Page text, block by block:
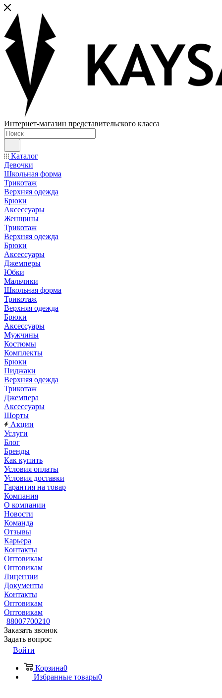
Интернет-магазин представительского класса
Каталог
Девочки
Школьная форма
Трикотаж
Верхняя одежда
Брюки
Аксессуары
Женщины
Трикотаж
Верхняя одежда
Брюки
Аксессуары
Джемперы
Юбки
Мальчики
Школьная форма
Трикотаж
Верхняя одежда
Брюки
Аксессуары
Мужчины
Костюмы
Комплекты
Брюки
Пиджаки
Верхняя одежда
Трикотаж
Джемпера
Аксессуары
Шорты
Акции
Услуги
Блог
Бренды
Как купить
Условия оплаты
Условия доставки
Гарантия на товар
Компания
О компании
Новости
Команда
Отзывы
Карьера
Контакты
Оптовикам
Оптовикам
Лицензии
Документы
Контакты
Оптовикам
Оптовикам
88007700210
Заказать звонок
Задать вопрос
Войти
Корзина0
Избранные товары0